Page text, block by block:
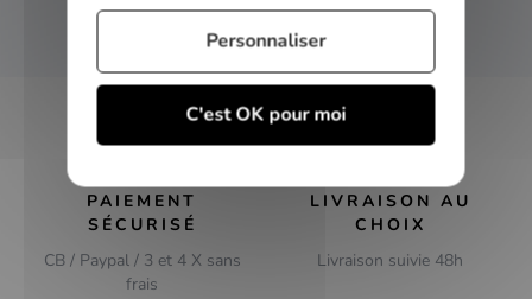
PAIEMENT
SÉCURISÉ
CB / Paypal / 3 et 4 X sans
frais
LIVRAISON AU
CHOIX
Livraison suivie 48h
C'est OK pour moi
Personnaliser